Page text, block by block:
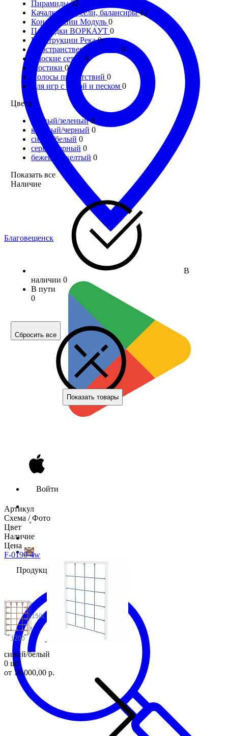
Благовещенск
Войти
Продукция
Пирамиды32
Качалки, карусели, балансиры12
Конструкции Модуль 0
Площадки ВОРКАУТ 0
Конструкции Река0
Пространственные сетки 0
Плоские сетки 0
Мостики 0
Полосы препятствий 0
Для игр с водой и песком 0
Цвета
черный/зеленый 0
красный/черный 0
синий/белый 0
серый/черный 0
бежевый/желтый 0
Показать все
Наличие
В
наличии 0
В пути
0
Сбросить все
Показать товары
Артикул
Схема / Фото
Цвет
Наличие
Цена
F-0190-4w
1500
1200
синий/белый
0 шт
от 18 000,00 р.